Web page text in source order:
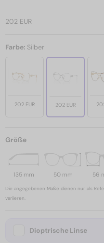
202 EUR
Farbe: Silber
202 EUR 202 EUR
Größe
135 mm 50 mm 56
Die angegebenen Maße dienen nur als
variieren.
Dioptrische Linse